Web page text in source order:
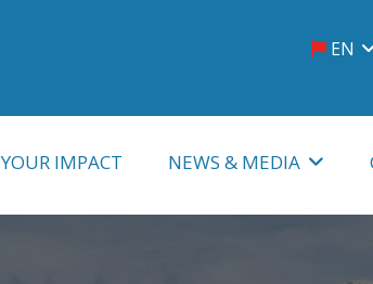
EN
YOUR IMPACT NEWS & MEDIA